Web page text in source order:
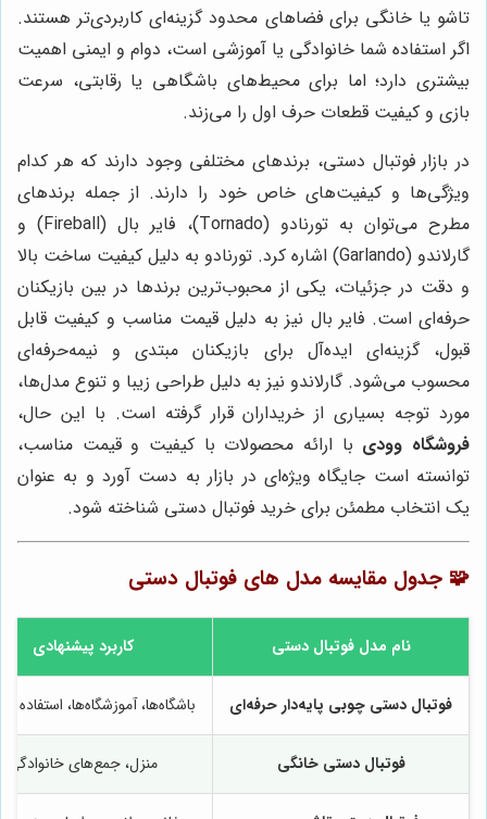
تاشو یا خانگی برای فضاهای محدود گزینه‌ای کاربردی‌تر هستند.
اگر استفاده شما خانوادگی یا آموزشی است، دوام و ایمنی اهمیت
بیشتری دارد؛ اما برای محیط‌های باشگاهی یا رقابتی، سرعت
بازی و کیفیت قطعات حرف اول را می‌زند.
در بازار فوتبال دستی، برندهای مختلفی وجود دارند که هر کدام
ویژگی‌ها و کیفیت‌های خاص خود را دارند. از جمله برندهای
مطرح می‌توان به تورنادو (Tornado)، فایر بال (Fireball) و
گارلاندو (Garlando) اشاره کرد. تورنادو به دلیل کیفیت ساخت بالا
و دقت در جزئیات، یکی از محبوب‌ترین برندها در بین بازیکنان
حرفه‌ای است. فایر بال نیز به دلیل قیمت مناسب و کیفیت قابل
قبول، گزینه‌ای ایده‌آل برای بازیکنان مبتدی و نیمه‌حرفه‌ای
محسوب می‌شود. گارلاندو نیز به دلیل طراحی زیبا و تنوع مدل‌ها،
مورد توجه بسیاری از خریداران قرار گرفته است. با این حال،
فروشگاه وودی با ارائه محصولات با کیفیت و قیمت مناسب،
توانسته است جایگاه ویژه‌ای در بازار به دست آورد و به عنوان
یک انتخاب مطمئن برای خرید فوتبال دستی شناخته شود.
🧩 جدول مقایسه مدل های فوتبال دستی
نام مدل فوتبال دستی کاربرد پیشنهادی
فوتبال دستی چوبی پایه‌دار حرفه‌ای باشگاه‌ها، آموزشگاه‌ها، استفاده
فوتبال دستی خانگی منزل، جمع‌های خانوادگی